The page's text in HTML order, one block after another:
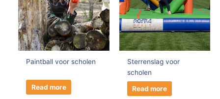
Paintball voor scholen
Read more
Sterrenslag voor
scholen
Read more